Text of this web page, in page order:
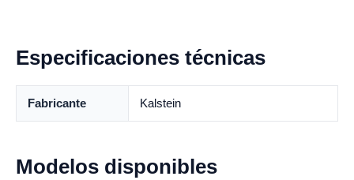
Especificaciones técnicas
Fabricante Kalstein
Modelos disponibles